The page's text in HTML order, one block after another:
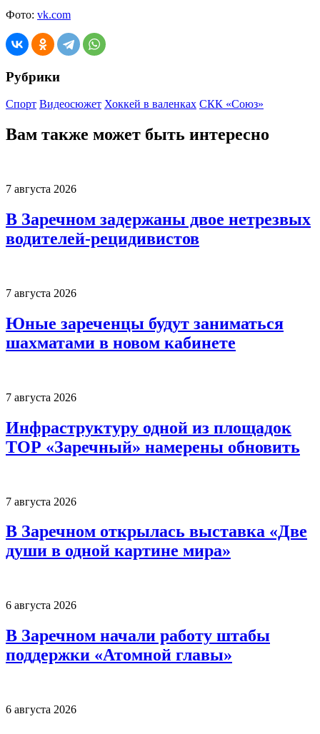
Фото: vk.com
Рубрики
Спорт Видеосюжет Хоккей в валенках СКК «Союз»
Вам также может быть интересно
7 августа 2026
В Заречном задержаны двое нетрезвых
водителей-рецидивистов
7 августа 2026
Юные зареченцы будут заниматься
шахматами в новом кабинете
7 августа 2026
Инфраструктуру одной из площадок
ТОР «Заречный» намерены обновить
7 августа 2026
В Заречном открылась выставка «Две
души в одной картине мира»
6 августа 2026
В Заречном начали работу штабы
поддержки «Атомной главы»
6 августа 2026